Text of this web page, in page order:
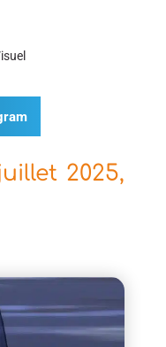
2025,